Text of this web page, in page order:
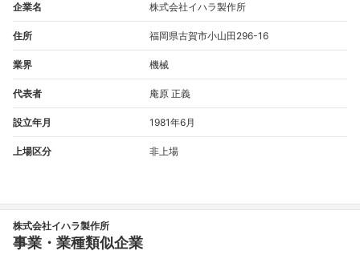
企業名 株式会社イハラ製作所
住所 福岡県古賀市小山田296-16
業界 機械
代表者 庵原 正義
設立年月 1981年6月
上場区分 非上場
株式会社イハラ製作所
事業・業種類似企業